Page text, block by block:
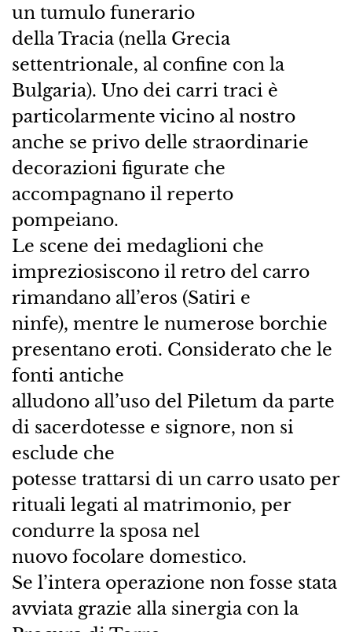
un tumulo funerario
della Tracia (nella Grecia
settentrionale, al confine con la
Bulgaria). Uno dei carri traci è
particolarmente vicino al nostro
anche se privo delle straordinarie
decorazioni figurate che
accompagnano il reperto
pompeiano.
Le scene dei medaglioni che
impreziosiscono il retro del carro
rimandano all’eros (Satiri e
ninfe), mentre le numerose borchie
presentano eroti. Considerato che le
fonti antiche
alludono all’uso del Piletum da parte
di sacerdotesse e signore, non si
esclude che
potesse trattarsi di un carro usato per
rituali legati al matrimonio, per
condurre la sposa nel
nuovo focolare domestico.
Se l’intera operazione non fosse stata
avviata grazie alla sinergia con la